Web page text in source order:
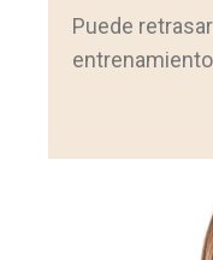
Puede